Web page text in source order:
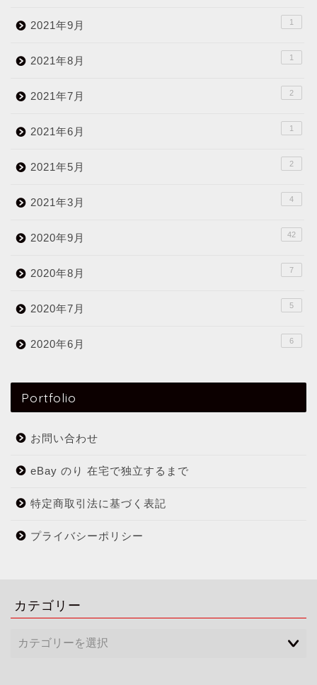
2021年9月 1
2021年8月 1
2021年7月 2
2021年6月 1
2021年5月 2
2021年3月 4
2020年9月 42
2020年8月 7
2020年7月 5
2020年6月 6
Portfolio
お問い合わせ
eBay のり 在宅で独立するまで
特定商取引法に基づく表記
プライバシーポリシー
カテゴリー